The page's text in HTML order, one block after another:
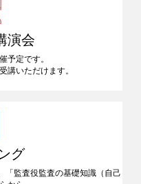
演会
予定です。
講いただけます。
グ
「監査役監査の基礎知識 （自己